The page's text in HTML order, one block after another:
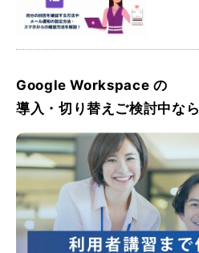
Google Workspace の
導入・切り替えご検討中なら